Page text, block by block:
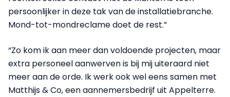
persoonlijker in deze tak van de installatiebranche.
Mond-tot-mondreclame doet de rest.”
“Zo kom ik aan meer dan voldoende projecten, maar
extra personeel aanwerven is bij mij uiteraard niet
meer aan de orde. Ik werk ook wel eens samen met
Matthijs & Co, een aannemersbedrijf uit Appelterre.